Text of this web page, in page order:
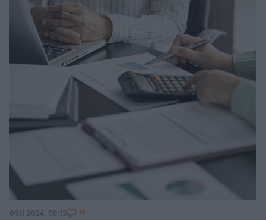
09.11.2024, 08:13 19